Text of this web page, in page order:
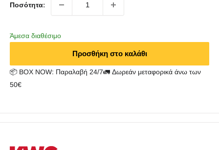
Ποσότητα:
Άμεσα διαθέσιμο
Προσθήκη στο καλάθι
📦 BOX NOW: Παραλαβή 24/7🚛 Δωρεάν μεταφορικά άνω των
50€